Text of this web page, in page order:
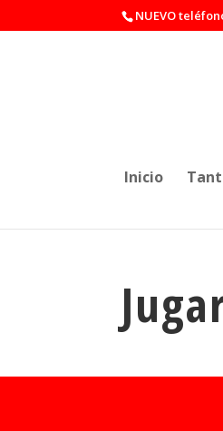
NUEVO
Inicio